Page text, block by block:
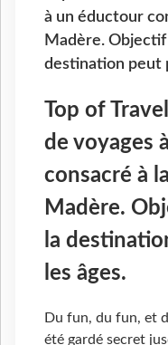
à un éductour
Madère.
destination peut
Top of
de voyages
consacré à
Madère.
la
les âges.
Du fun, du fun, et
été gardé secret